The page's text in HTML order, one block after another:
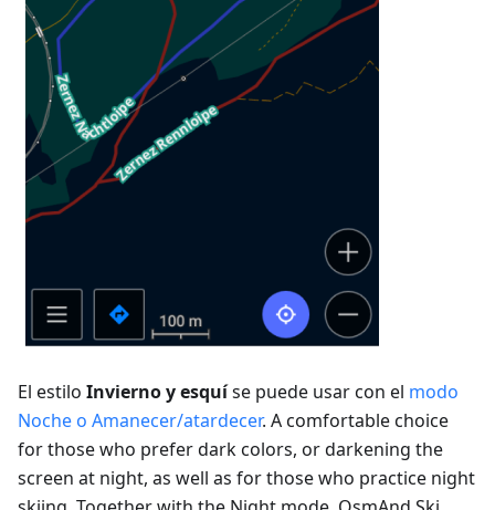
El estilo Invierno y esquíse puede usar con el modo
Noche o Amanecer/atardecer. A comfortable choice
for those who prefer dark colors, or darkening the
screen at night, as well as for those who practice night